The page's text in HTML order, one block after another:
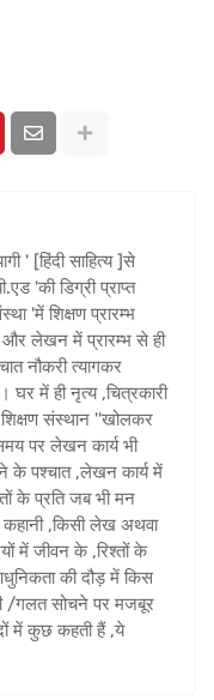
' [हिंदी साहित्य ]से
'की डिग्री प्राप्त
'में शिक्षण प्रारम्भ
और लेखन में प्रारम्भ से ही
नौकरी त्यागकर
घर में ही नृत्य ,चित्रकारी
शिक्षण संस्थान ''खोलकर
पर लेखन कार्य भी
के पश्चात ,लेखन कार्य में
के प्रति जब भी मन
कहानी ,किसी लेख अथवा
में जीवन के ,रिश्तों के
की दौड़ में किस
/गलत सोचने पर मजबूर
में कुछ कहती हैं ,ये